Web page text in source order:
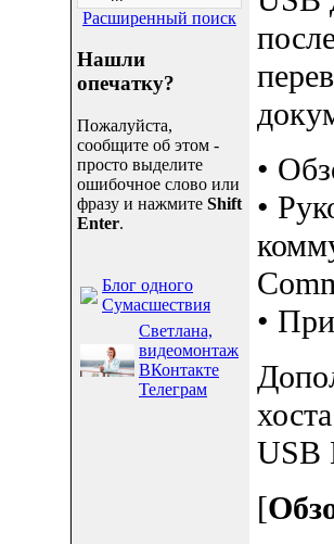
Расширенный поиск
Нашли
опечатку?
Пожалуйста,
сообщите об этом -
просто выделите
ошибочное слово или
фразу и нажмите Shift
Enter.
Блог одного
Сумасшествия
Светлана,
видеомонтаж
ВКонтакте
Телеграм
•
•
•
USB
[